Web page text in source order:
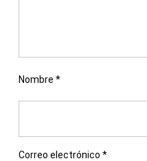
Nombre *
Correo electrónico *